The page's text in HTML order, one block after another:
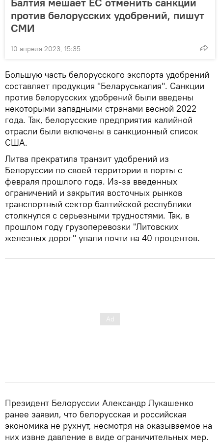
против белорусских удобрений, пишут
СМИ
10 апреля 2023, 15:35
Большую часть белорусского экспорта удобрений
составляет продукция "Беларуськалия". Санкции
против белорусских удобрений были введены
некоторыми западными странами весной 2022
года. Так, белорусские предприятия калийной
отрасли были включены в санкционный список
США.
Литва прекратила транзит удобрений из
Белоруссии по своей территории в порты с
февраля прошлого года. Из-за введенных
ограничений и закрытия восточных рынков
транспортный сектор балтийской республики
столкнулся с серьезными трудностями. Так, в
прошлом году грузоперевозки "Литовских
железных дорог" упали почти на 40 процентов.
Президент Белоруссии Александр Лукашенко
ранее заявил, что белорусская и российская
экономика не рухнут, несмотря на оказываемое на
них извне давление в виде ограничительных мер.